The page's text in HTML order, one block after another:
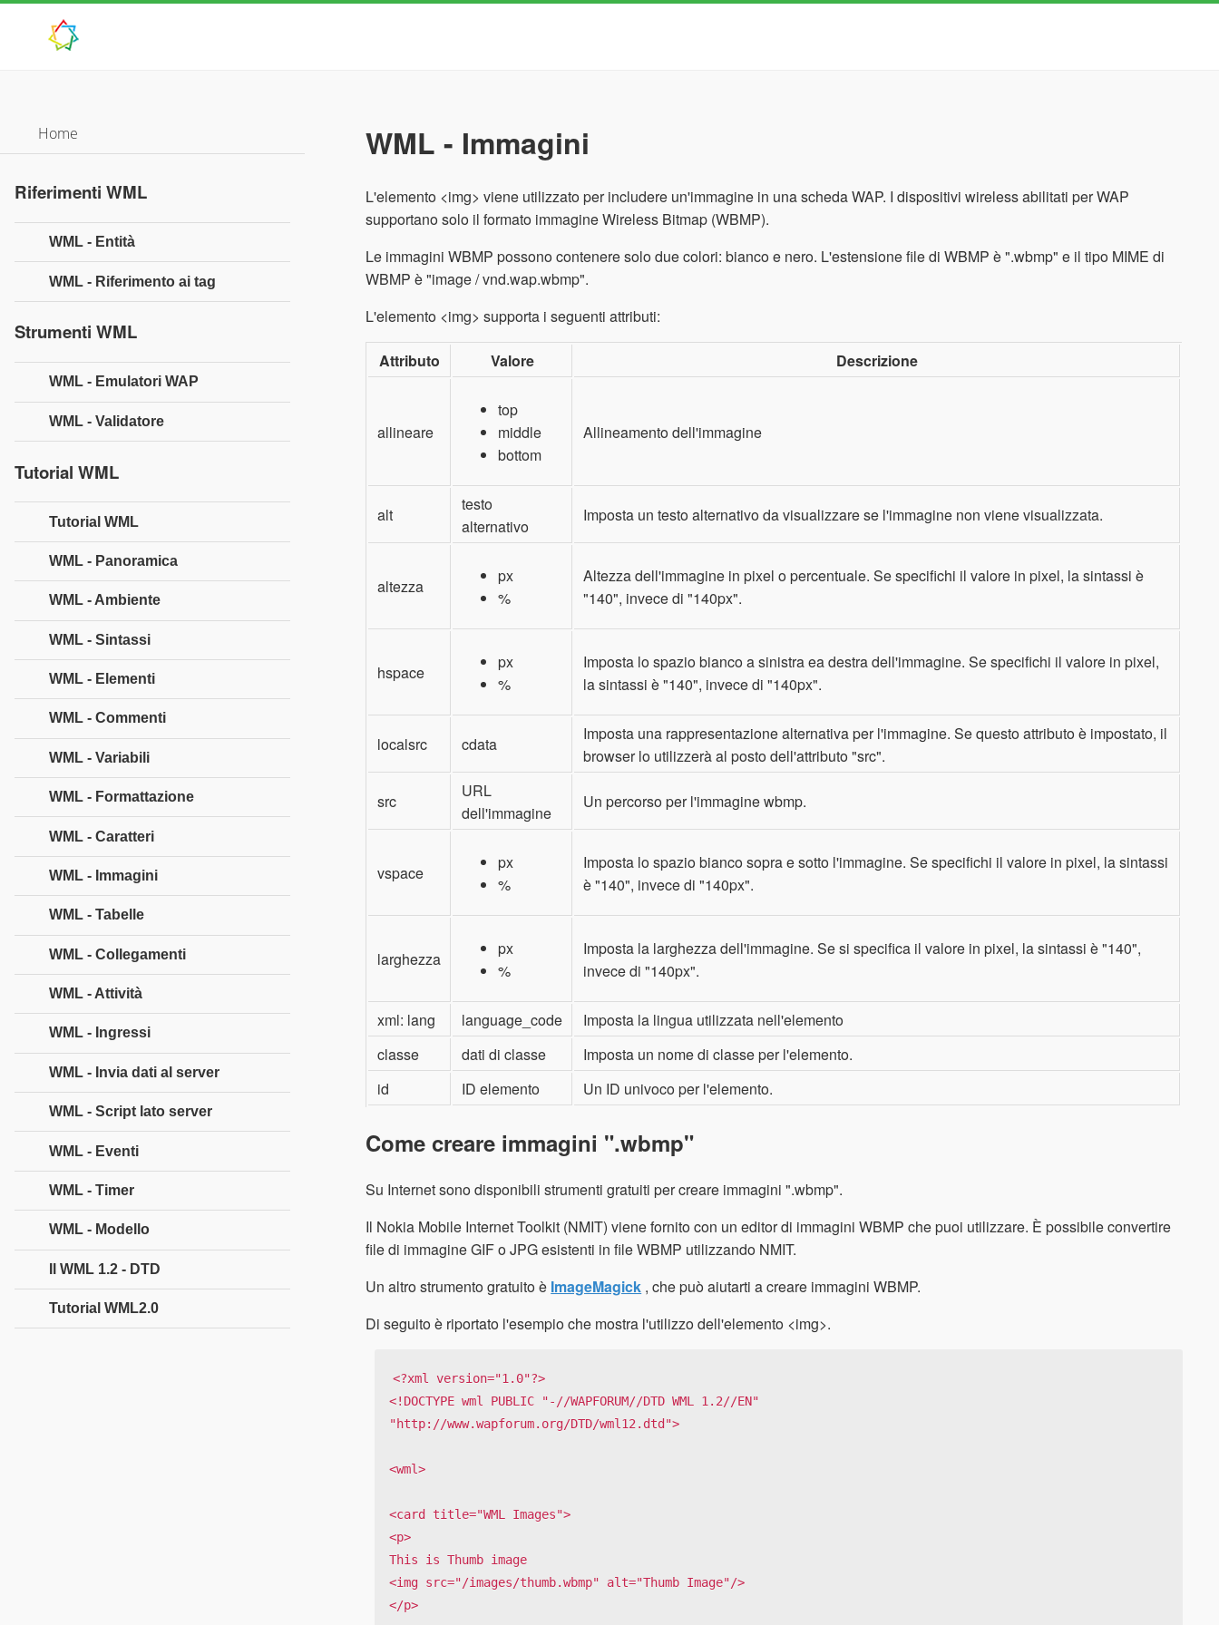
WML - Immagini
L'elemento <img> viene utilizzato per includere un'immagine in una scheda WAP. I dispositivi wireless abilitati per WAP
supportano solo il formato immagine Wireless Bitmap (WBMP).
Le immagini WBMP possono contenere solo due colori: bianco e nero. L'estensione file di WBMP è ".wbmp" e il tipo MIME di
WBMP è "image / vnd.wap.wbmp".
L'elemento <img> supporta i seguenti attributi:
Attributo Valore Descrizione
allineare
top
middle
bottom
Allineamento dell'immagine
alt
testo
alternativo
Imposta un testo alternativo da visualizzare se l'immagine non viene visualizzata.
altezza
px
%
Altezza dell'immagine in pixel o percentuale. Se specifichi il valore in pixel, la sintassi è
"140", invece di "140px".
hspace
px
%
Imposta lo spazio bianco a sinistra ea destra dell'immagine. Se specifichi il valore in pixel,
la sintassi è "140", invece di "140px".
localsrc cdata
Imposta una rappresentazione alternativa per l'immagine. Se questo attributo è impostato, il
browser lo utilizzerà al posto dell'attributo "src".
src
URL
dell'immagine
Un percorso per l'immagine wbmp.
vspace
px
%
Imposta lo spazio bianco sopra e sotto l'immagine. Se specifichi il valore in pixel, la sintassi
è "140", invece di "140px".
larghezza
px
%
Imposta la larghezza dell'immagine. Se si specifica il valore in pixel, la sintassi è "140",
invece di "140px".
xml: lang language_code
Imposta la lingua utilizzata nell'elemento
classe
dati di classe
Imposta un nome di classe per l'elemento.
id
ID elemento Un ID univoco per l'elemento.
Come creare immagini ".wbmp"
Su Internet sono disponibili strumenti gratuiti per creare immagini ".wbmp".
Il Nokia Mobile Internet Toolkit (NMIT) viene fornito con un editor di immagini WBMP che puoi utilizzare. È possibile convertire
file di immagine GIF o JPG esistenti in file WBMP utilizzando NMIT.
Un altro strumento gratuito è ImageMagick , che può aiutarti a creare immagini WBMP.
Di seguito è riportato l'esempio che mostra l'utilizzo dell'elemento <img>.
<?xml version="1.0"?>
<!DOCTYPE wml PUBLIC "-//WAPFORUM//DTD WML 1.2//EN"
"http://www.wapforum.org/DTD/wml12.dtd">
<wml>
<card title="WML Images">
<p>
This is Thumb image
<img src="/images/thumb.wbmp" alt="Thumb Image"/>
</p>
Home
Riferimenti WML
WML - Entità
WML - Riferimento ai tag
Strumenti WML
WML - Emulatori WAP
WML - Validatore
Tutorial WML
Tutorial WML
WML - Panoramica
WML - Ambiente
WML - Sintassi
WML - Elementi
WML - Commenti
WML - Variabili
WML - Formattazione
WML - Caratteri
WML - Immagini
WML - Tabelle
WML - Collegamenti
WML - Attività
WML - Ingressi
WML - Invia dati al server
WML - Script lato server
WML - Eventi
WML - Timer
WML - Modello
Il WML 1.2 - DTD
Tutorial WML2.0